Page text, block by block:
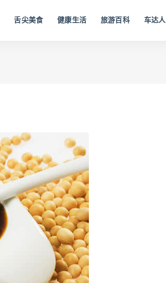
舌尖美食 健康生活 旅游百科 车达人